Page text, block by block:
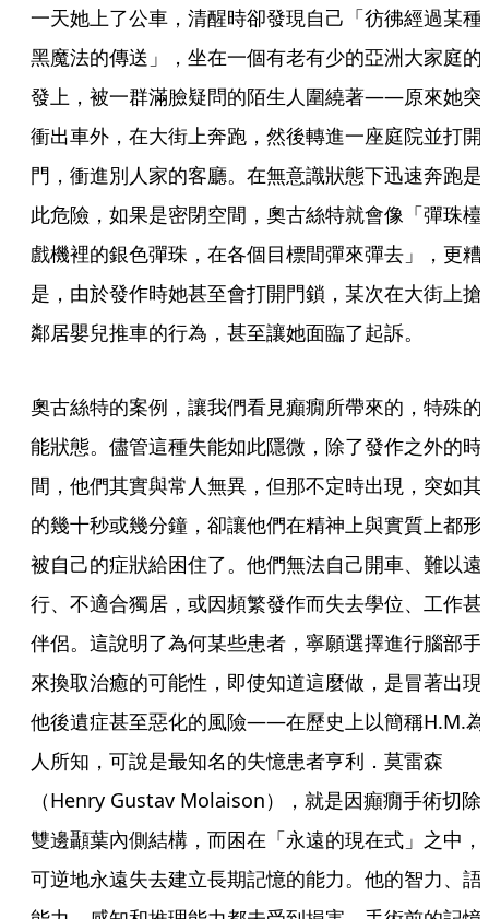
一天她上了公車，清醒時卻發現自己「彷彿經過某種
黑魔法的傳送」，坐在一個有老有少的亞洲大家庭的
發上，被一群滿臉疑問的陌生人圍繞著——原來她突
衝出車外，在大街上奔跑，然後轉進一座庭院並打開
門，衝進別人家的客廳。在無意識狀態下迅速奔跑是
此危險，如果是密閉空間，奧古絲特就會像「彈珠檯
戲機裡的銀色彈珠，在各個目標間彈來彈去」，更糟
是，由於發作時她甚至會打開門鎖，某次在大街上搶
鄰居嬰兒推車的行為，甚至讓她面臨了起訴。
奧古絲特的案例，讓我們看見癲癇所帶來的，特殊的
能狀態。儘管這種失能如此隱微，除了發作之外的時
間，他們其實與常人無異，但那不定時出現，突如其
的幾十秒或幾分鐘，卻讓他們在精神上與實質上都形
被自己的症狀給困住了。他們無法自己開車、難以遠
行、不適合獨居，或因頻繁發作而失去學位、工作甚
伴侶。這說明了為何某些患者，寧願選擇進行腦部手
來換取治癒的可能性，即使知道這麼做，是冒著出現
他後遺症甚至惡化的風險——在歷史上以簡稱H.M.為
人所知，可說是最知名的失憶患者亨利．莫雷森
（Henry Gustav Molaison），就是因癲癇手術切除
雙邊顳葉內側結構，而困在「永遠的現在式」之中，
可逆地永遠失去建立長期記憶的能力。他的智力、語